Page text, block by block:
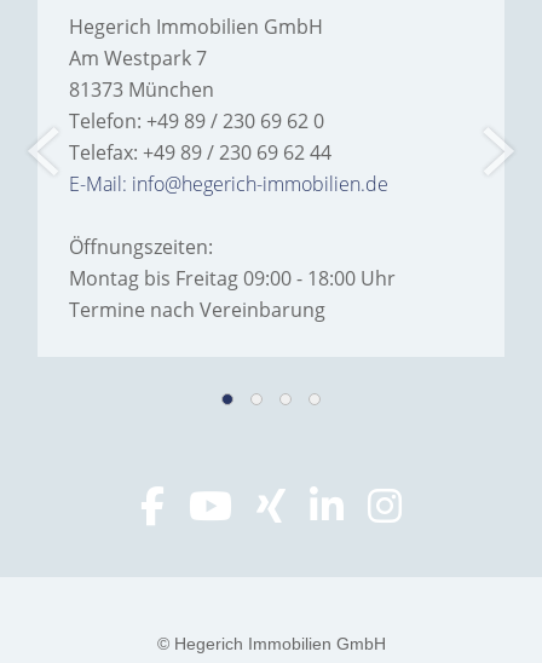
Hegerich Immobilien GmbH
Am Westpark 7
81373 München
Telefon: +49 89 / 230 69 62 0
Telefax: +49 89 / 230 69 62 44
E-Mail: info@hegerich-immobilien.de
Öffnungszeiten:
Montag bis Freitag 09:00 - 18:00 Uhr
Termine nach Vereinbarung
© Hegerich Immobilien GmbH